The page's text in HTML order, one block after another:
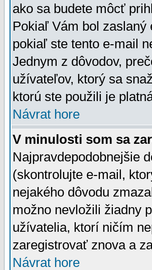
ako sa budete môcť
Pokiaľ Vám bol
pokiaľ ste tento e-mail
Jednym z dôvodov,
užívateľov, ktorý sa
ktorú ste použili je
Návrat hore
V minulosti som sa
Najpravdepodobnejšie
(skontrolujte e-mail,
nejakého dôvodu
možno nevložili žiadny
užívatelia, ktorí ničím
zaregistrovať znova a
Návrat hore